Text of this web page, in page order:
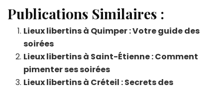
Publications Similaires :
Lieux libertins à Quimper : Votre guide des
soirées
Lieux libertins à Saint-Étienne : Comment
pimenter ses soirées
Lieux libertins à Créteil : Secrets des